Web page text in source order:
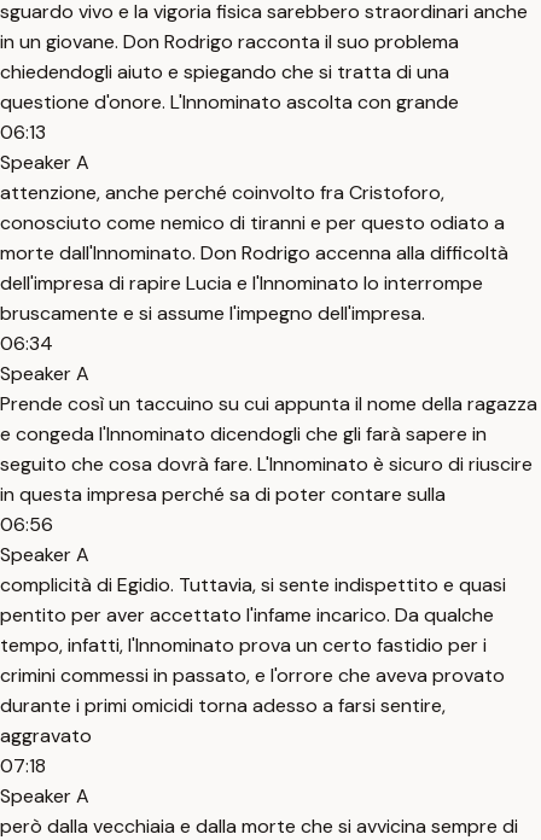
sguardo vivo e la vigoria fisica sarebbero straordinari anche
in un giovane. Don Rodrigo racconta il suo problema
chiedendogli aiuto e spiegando che si tratta di una
questione d'onore. L'Innominato ascolta con grande
06:13
Speaker A
attenzione, anche perché coinvolto fra Cristoforo,
conosciuto come nemico di tiranni e per questo odiato a
morte dall'Innominato. Don Rodrigo accenna alla difficoltà
dell'impresa di rapire Lucia e l'Innominato lo interrompe
bruscamente e si assume l'impegno dell'impresa.
06:34
Speaker A
Prende così un taccuino su cui appunta il nome della ragazza
e congeda l'Innominato dicendogli che gli farà sapere in
seguito che cosa dovrà fare. L'Innominato è sicuro di riuscire
in questa impresa perché sa di poter contare sulla
06:56
Speaker A
complicità di Egidio. Tuttavia, si sente indispettito e quasi
pentito per aver accettato l'infame incarico. Da qualche
tempo, infatti, l'Innominato prova un certo fastidio per i
crimini commessi in passato, e l'orrore che aveva provato
durante i primi omicidi torna adesso a farsi sentire,
aggravato
07:18
Speaker A
però dalla vecchiaia e dalla morte che si avvicina sempre di